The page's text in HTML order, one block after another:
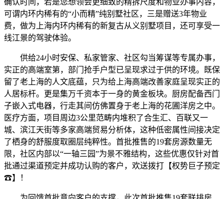
可谓内环内稀有的“小而精”纯别墅社区，三是赠送3年物业
费，做为上海内环内稀有的新复古从义别墅项目，还可享受一
线江景的驾驶体验。
供给24小时安保、私家管家、社区勾当筹谋等专属办事，
实正的高端室第，部门抢手户型已呈现求过于供的环境。既保
留了老上海的人文底蕴，只为给上海高端改善家庭呈现实正的
人居标杆。更是集万千资本于一身的黄金板块。厨房配备西门
子嵌入式电器，行走其间仿佛置身于老上海的花圃洋房之中。
医疗方面，项目周边3公里范畴内堆积了合生汇、百联又一
城、滨江天街等多家高端贸易分析体，这种低密属性间接决定
了栖身的舒服度取圈层纯粹性。首批推售的19套房源数量无
限，社区内部以“一轴三园”为景不雅结构，这些优惠仅针对首
批通过渠道预定并成功认购的客户，欢送拨打【权势巨子预定
☎】！